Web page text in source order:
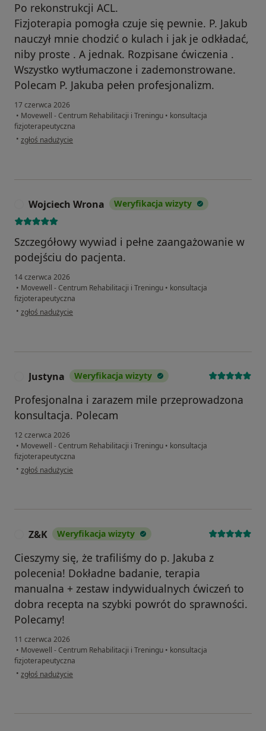
Po rekonstrukcji ACL.
Fizjoterapia pomogła czuje się pewnie. P. Jakub
nauczył mnie chodzić o kulach i jak je odkładać,
niby proste . A jednak. Rozpisane ćwiczenia .
Wszystko wytłumaczone i zademonstrowane.
Polecam P. Jakuba pełen profesjonalizm.
17 czerwca 2026
• Movewell - Centrum Rehabilitacji i Treningu • konsultacja
fizjoterapeutyczna
• w opinii użytkownika Iwona
zgłoś nadużycie
Wojciech Wrona Weryfikacja wizyty
Szczegółowy wywiad i pełne zaangażowanie w
podejściu do pacjenta.
14 czerwca 2026
• Movewell - Centrum Rehabilitacji i Treningu • konsultacja
fizjoterapeutyczna
• w opinii użytkownika Wojciech Wrona
zgłoś nadużycie
Justyna Weryfikacja wizyty
Profesjonalna i zarazem mile przeprowadzona
konsultacja. Polecam
12 czerwca 2026
• Movewell - Centrum Rehabilitacji i Treningu • konsultacja
fizjoterapeutyczna
• w opinii użytkownika Justyna
zgłoś nadużycie
Z&K Weryfikacja wizyty
Cieszymy się, że trafiliśmy do p. Jakuba z
polecenia! Dokładne badanie, terapia
manualna + zestaw indywidualnych ćwiczeń to
dobra recepta na szybki powrót do sprawności.
Polecamy!
11 czerwca 2026
• Movewell - Centrum Rehabilitacji i Treningu • konsultacja
fizjoterapeutyczna
• w opinii użytkownika Z&K
zgłoś nadużycie